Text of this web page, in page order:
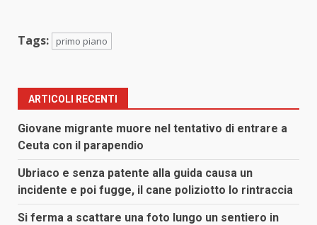
Tags: primo piano
ARTICOLI RECENTI
Giovane migrante muore nel tentativo di entrare a
Ceuta con il parapendio
Ubriaco e senza patente alla guida causa un
incidente e poi fugge, il cane poliziotto lo rintraccia
Si ferma a scattare una foto lungo un sentiero in